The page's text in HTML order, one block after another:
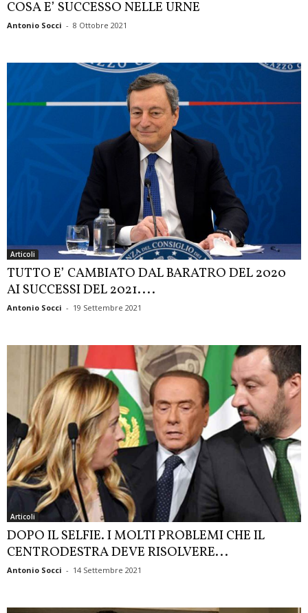
COSA E’ SUCCESSO NELLE URNE
Antonio Socci - 8 Ottobre 2021
Articoli
TUTTO E’ CAMBIATO DAL BARATRO DEL 2020
AI SUCCESSI DEL 2021....
Antonio Socci - 19 Settembre 2021
Articoli
DOPO IL SELFIE. I MOLTI PROBLEMI CHE IL
CENTRODESTRA DEVE RISOLVERE...
Antonio Socci - 14 Settembre 2021